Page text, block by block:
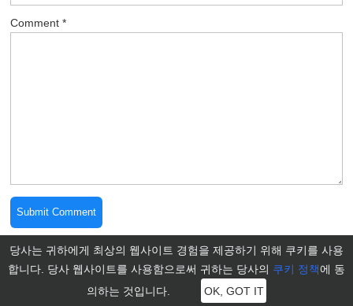
Comment*
당사는 귀하에게 최상의 웹사이트 경험을 제공하기 위해 쿠키를 사용
합니다. 당사 웹사이트를 사용함으로써 귀하는 당사의 쿠키 정책에 동
의하는 것입니다.
OK, GOT IT